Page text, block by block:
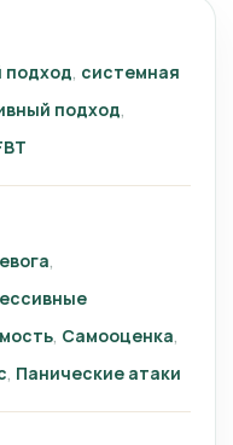
подход системная
подход
Самооценка
Панические атаки